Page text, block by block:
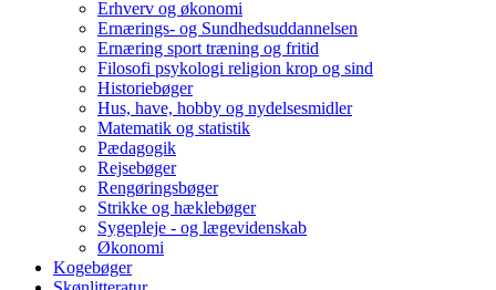
Erhverv og økonomi
Ernærings- og Sundhedsuddannelsen
Ernæring sport træning og fritid
Filosofi psykologi religion krop og sind
Historiebøger
Hus, have, hobby og nydelsesmidler
Matematik og statistik
Pædagogik
Rejsebøger
Rengøringsbøger
Strikke og hæklebøger
Sygepleje - og lægevidenskab
Økonomi
Kogebøger